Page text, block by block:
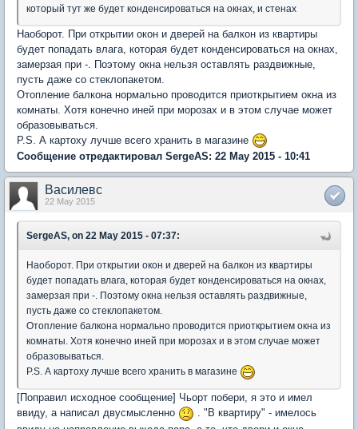
который тут же будет конденсироваться на окнах, и стенах
Наоборот. При открытии окон и дверей на балкон из квартиры
будет попадать влага, которая будет конденсироваться на окнах,
замерзая при -. Поэтому окна нельзя оставлять раздвижные,
пусть даже со стеклопакетом.
Отопление балкона нормально проводится приоткрытием окна из
комнаты. Хотя конечно иней при морозах и в этом случае может
образовываться.
P.S. А картоху лучше всего хранить в магазине
Сообщение отредактировал SergeAS: 22 May 2015 - 10:41
Василевс
22 May 2015
SergeAS, on 22 May 2015 - 07:37:
Наоборот. При открытии окон и дверей на балкон из квартиры
будет попадать влага, которая будет конденсироваться на окнах,
замерзая при -. Поэтому окна нельзя оставлять раздвижные,
пусть даже со стеклопакетом.
Отопление балкона нормально проводится приоткрытием окна из
комнаты. Хотя конечно иней при морозах и в этом случае может
образовываться.
P.S. А картоху лучше всего хранить в магазине
[Поправил исходное сообщение] Чьорт побери, я это и имел
ввиду, а написал двусмысленно
. "В квартиру" - имелось